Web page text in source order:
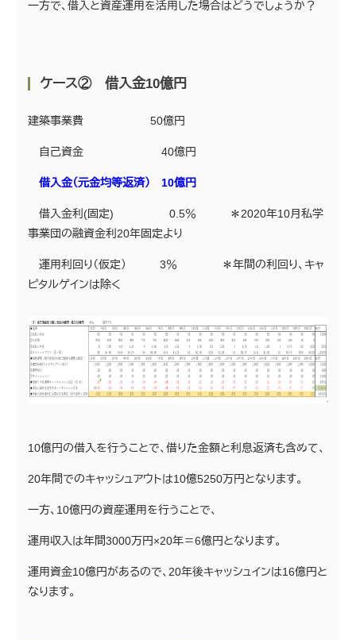
一方で、借入と資産運用を活用した場合はどうでしょうか？
ケース② 借入金10億円
建築事業費 50億円
自己資金 40億円
借入金（元金均等返済） 10億円
借入金利(固定) 0.5％ ＊2020年10月私学
事業団の融資金利20年固定より
運用利回り（仮定） 3％ ＊年間の利回り、キャ
ピタルゲインは除く
10億円の借入を行うことで、借りた金額と利息返済も含めて、
20年間でのキャッシュアウトは10億5250万円となります。
一方、10億円の資産運用を行うことで、
運用収入は年間3000万円×20年＝6億円となります。
運用資金10億円があるので、20年後キャッシュインは16億円と
なります。